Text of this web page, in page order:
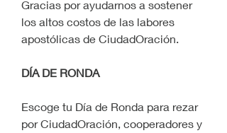
Gracias por ayudarnos a sostener
los altos costos de las labores
apostólicas de CiudadOración.
DÍA DE RONDA
Escoge tu Día de Ronda para rezar
por CiudadOración, cooperadores y